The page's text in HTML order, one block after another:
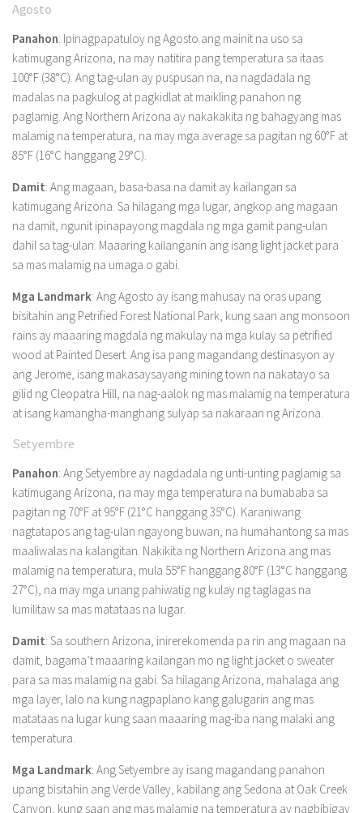
Agosto
Panahon: Ipinagpapatuloy ng Agosto ang mainit na uso sa
katimugang Arizona, na may natitira pang temperatura sa itaas
100°F (38°C). Ang tag-ulan ay puspusan na, na nagdadala ng
madalas na pagkulog at pagkidlat at maikling panahon ng
paglamig. Ang Northern Arizona ay nakakakita ng bahagyang mas
malamig na temperatura, na may mga average sa pagitan ng 60°F at
85°F (16°C hanggang 29°C).
Damit: Ang magaan, basa-basa na damit ay kailangan sa
katimugang Arizona. Sa hilagang mga lugar, angkop ang magaan
na damit, ngunit ipinapayong magdala ng mga gamit pang-ulan
dahil sa tag-ulan. Maaaring kailanganin ang isang light jacket para
sa mas malamig na umaga o gabi.
Mga Landmark: Ang Agosto ay isang mahusay na oras upang
bisitahin ang Petrified Forest National Park, kung saan ang monsoon
rains ay maaaring magdala ng makulay na mga kulay sa petrified
wood at Painted Desert. Ang isa pang magandang destinasyon ay
ang Jerome, isang makasaysayang mining town na nakatayo sa
gilid ng Cleopatra Hill, na nag-aalok ng mas malamig na temperatura
at isang kamangha-manghang sulyap sa nakaraan ng Arizona.
Setyembre
Panahon: Ang Setyembre ay nagdadala ng unti-unting paglamig sa
katimugang Arizona, na may mga temperatura na bumababa sa
pagitan ng 70°F at 95°F (21°C hanggang 35°C). Karaniwang
nagtatapos ang tag-ulan ngayong buwan, na humahantong sa mas
maaliwalas na kalangitan. Nakikita ng Northern Arizona ang mas
malamig na temperatura, mula 55°F hanggang 80°F (13°C hanggang
27°C), na may mga unang pahiwatig ng kulay ng taglagas na
lumilitaw sa mas matataas na lugar.
Damit: Sa southern Arizona, inirerekomenda pa rin ang magaan na
damit, bagama’t maaaring kailangan mo ng light jacket o sweater
para sa mas malamig na gabi. Sa hilagang Arizona, mahalaga ang
mga layer, lalo na kung nagpaplano kang galugarin ang mas
matataas na lugar kung saan maaaring mag-iba nang malaki ang
temperatura.
Mga Landmark: Ang Setyembre ay isang magandang panahon
upang bisitahin ang Verde Valley, kabilang ang Sedona at Oak Creek
Canyon, kung saan ang mas malamig na temperatura ay nagbibigay